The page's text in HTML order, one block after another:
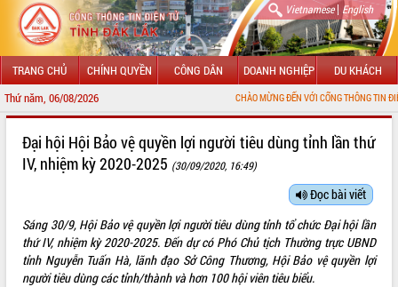
Vietnamese| English
TRANG CHỦ CHÍNH QUYỀN CÔNG DÂN DOANH NGHIỆP DU KHÁCH
Thứ năm, 06/08/2026 CHÀO MỪNG ĐẾN VỚI CỔNG THÔNG TIN ĐIỆN TỬ TỈNH ĐẮK
LÃNH ĐẠO UBND TỈNH
SỞ, BAN, NGÀNH
UBND CÁC XÃ, PHƯỜNG
Đại hội Hội Bảo vệ quyền lợi người tiêu dùng tỉnh lần thứ
IV, nhiệm kỳ 2020-2025 (30/09/2020, 16:49)
Đọc bài viết
Sáng 30/9, Hội Bảo vệ quyền lợi người tiêu dùng tỉnh tổ chức Đại hội lần
thứ IV, nhiệm kỳ 2020-2025. Đến dự có Phó Chủ tịch Thường trực UBND
tỉnh Nguyễn Tuấn Hà, lãnh đạo Sở Công Thương, Hội Bảo vệ quyền lợi
người tiêu dùng các tỉnh/thành và hơn 100 hội viên tiêu biểu.